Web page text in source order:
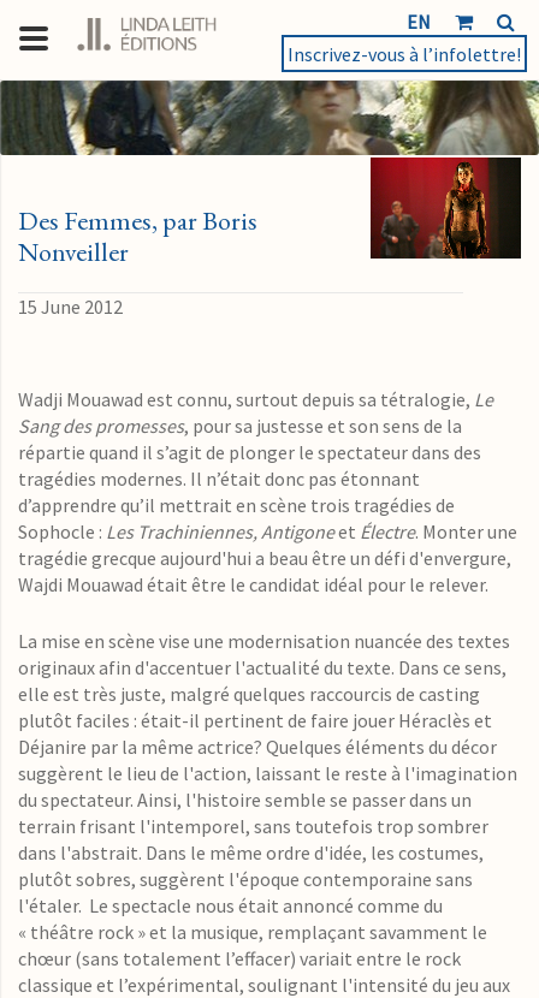
EN
Inscrivez-vous à l’infolettre!
Des Femmes, par Boris
Nonveiller
15 June 2012
Wadji Mouawad est connu, surtout depuis sa tétralogie, Le
Sang des promesses, pour sa justesse et son sens de la
répartie quand il s’agit de plonger le spectateur dans des
tragédies modernes. Il n’était donc pas étonnant
d’apprendre qu’il mettrait en scène trois tragédies de
Sophocle : Les Trachiniennes, Antigoneet Électre. Monter une
tragédie grecque aujourd'hui a beau être un défi d'envergure,
Wajdi Mouawad était être le candidat idéal pour le relever.
La mise en scène vise une modernisation nuancée des textes
originaux afin d'accentuer l'actualité du texte. Dans ce sens,
elle est très juste, malgré quelques raccourcis de casting
plutôt faciles : était-il pertinent de faire jouer Héraclès et
Déjanire par la même actrice? Quelques éléments du décor
suggèrent le lieu de l'action, laissant le reste à l'imagination
du spectateur. Ainsi, l'histoire semble se passer dans un
terrain frisant l'intemporel, sans toutefois trop sombrer
dans l'abstrait. Dans le même ordre d'idée, les costumes,
plutôt sobres, suggèrent l'époque contemporaine sans
l'étaler. Le spectacle nous était annoncé comme du
« théâtre rock » et la musique, remplaçant savamment le
chœur (sans totalement l’effacer) variait entre le rock
classique et l’expérimental, soulignant l'intensité du jeu aux